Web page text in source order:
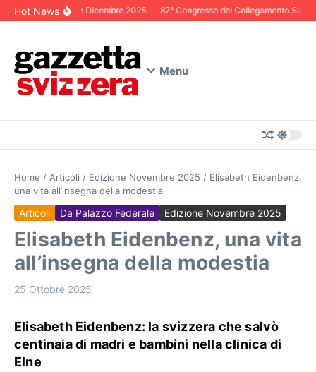
Salta al contenuto
Hot NewsEditoriale Dicembre 2025 87° Congresso del Collegamento
Menu
Home / Articoli / Edizione Novembre 2025 / Elisabeth Eidenbenz,
una vita all’insegna della modestia
Articoli Da Palazzo Federale Edizione Novembre 2025
Elisabeth Eidenbenz, una vita
all’insegna della modestia
25 Ottobre 2025
Elisabeth Eidenbenz: la svizzera che salvò
centinaia di madri e bambini nella clinica di
Elne